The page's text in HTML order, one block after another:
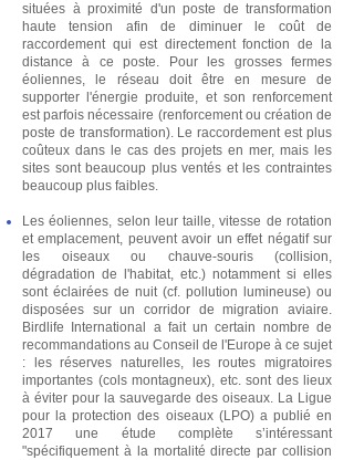
situées à proximité d'un poste de transformation
haute tension afin de diminuer le coût de
raccordement qui est directement fonction de la
distance à ce poste. Pour les grosses fermes
éoliennes, le réseau doit être en mesure de
supporter l'énergie produite, et son renforcement
est parfois nécessaire (renforcement ou création de
poste de transformation). Le raccordement est plus
coûteux dans le cas des projets en mer, mais les
sites sont beaucoup plus ventés et les contraintes
beaucoup plus faibles.
Les éoliennes, selon leur taille, vitesse de rotation
et emplacement, peuvent avoir un effet négatif sur
les oiseaux ou chauve-souris (collision,
dégradation de l'habitat, etc.) notamment si elles
sont éclairées de nuit (cf. pollution lumineuse) ou
disposées sur un corridor de migration aviaire.
Birdlife International a fait un certain nombre de
recommandations au Conseil de l'Europe à ce sujet
: les réserves naturelles, les routes migratoires
importantes (cols montagneux), etc. sont des lieux
à éviter pour la sauvegarde des oiseaux. La Ligue
pour la protection des oiseaux (LPO) a publié en
2017 une étude complète s’intéressant
"spécifiquement à la mortalité directe par collision